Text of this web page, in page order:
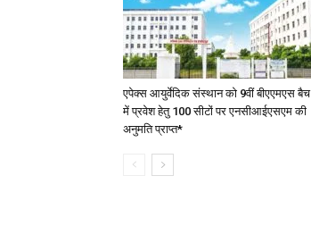
एपेक्स आयुर्वेदिक संस्थान को 9वीं बीएएमएस बैच
में प्रवेश हेतु 100 सीटों पर एनसीआईएसएम की
अनुमति प्राप्त*